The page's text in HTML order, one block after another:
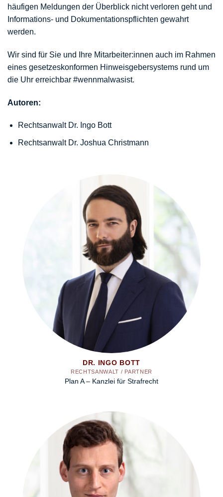
häufigen Meldungen der Überblick nicht verloren geht und
Informations- und Dokumentationspflichten gewahrt
werden.
Wir sind für Sie und Ihre Mitarbeiter:innen auch im Rahmen
eines gesetzeskonformen Hinweisgebersystems rund um
die Uhr erreichbar #wennmalwasist.
Autoren:
Rechtsanwalt Dr. Ingo Bott
Rechtsanwalt Dr. Joshua Christmann
DR. INGO BOTT
RECHTSANWALT / PARTNER
Plan A – Kanzlei für Strafrecht